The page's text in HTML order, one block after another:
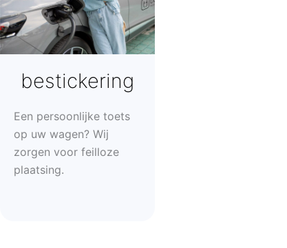
bestickering
Een persoonlijke toets
op uw wagen? Wij
zorgen voor feilloze
plaatsing.